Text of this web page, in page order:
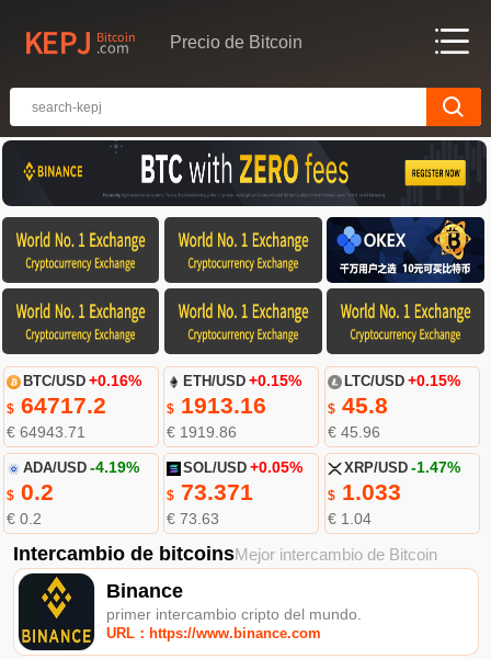
Precio de Bitcoin
BTC/USD +0.16%
$64717.2
€ 64943.71
ETH/USD +0.15%
$ 1913.16
€ 1919.86
LTC/USD +0.15%
$45.8
€ 45.96
ADA/USD -4.19%
$0.2
€ 0.2
SOL/USD +0.05%
$ 73.371
€ 73.63
XRP/USD -1.47%
$1.033
€ 1.04
Intercambio de bitcoinsMejor intercambio de Bitcoin
Binance
primer intercambio cripto del mundo.
URL：https://www.binance.com